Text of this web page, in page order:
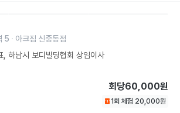
5
아크짐 신중동점
하남시 보디빌딩협회 상임이사
회당60,000원
1회 체험 20,000원